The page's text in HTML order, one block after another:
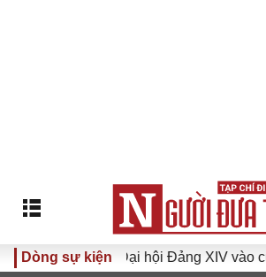
Dòng sự kiện
quyết Đại hội Đảng XIV vào cuộc sống